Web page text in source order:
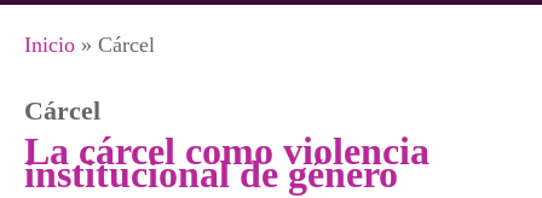
Se encuentra usted aquí
Inicio » Cárcel
Cárcel
La cárcel como violencia
institucional de género